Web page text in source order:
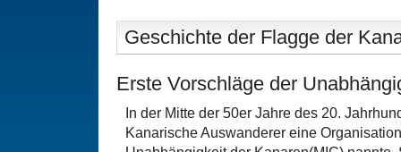
Geschichte der Flagge der
Erste Vorschläge der
In der Mitte der 50er Jahre des 20.
Kanarische Auswanderer eine